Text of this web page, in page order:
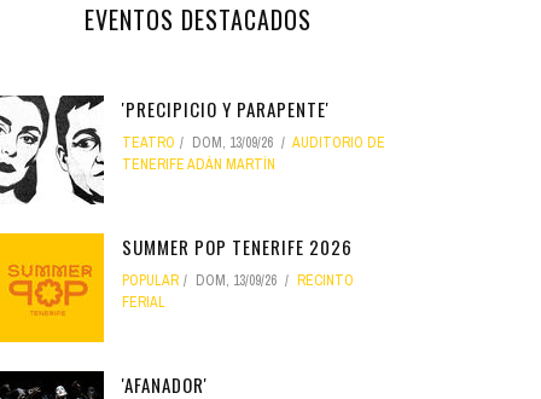
EVENTOS DESTACADOS
'PRECIPICIO Y PARAPENTE'
TEATRO DOM, 13/09/26
AUDITORIO DE
TENERIFE ADÁN MARTÍN
SUMMER POP TENERIFE 2026
POPULAR DOM, 13/09/26
RECINTO
FERIAL
'AFANADOR'